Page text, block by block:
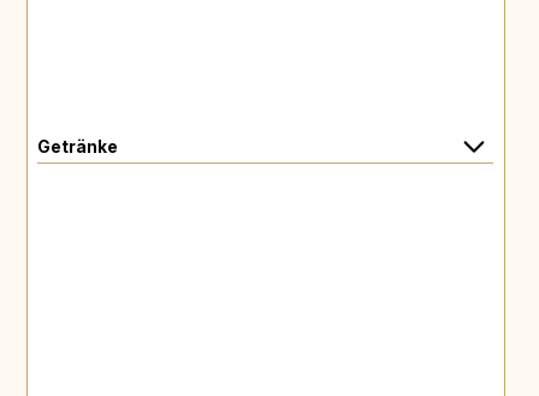
Getränke